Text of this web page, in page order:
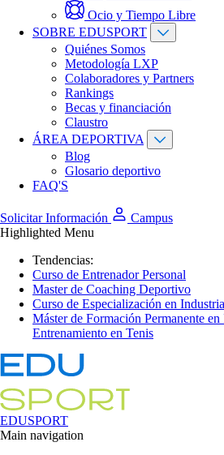
Ocio y Tiempo Libre
SOBRE EDUSPORT
Quiénes Somos
Metodología LXP
Colaboradores y Partners
Rankings
Becas y financiación
Claustro
ÁREA DEPORTIVA
Blog
Glosario deportivo
FAQ'S
Solicitar Información
Campus
Highlighted Menu
Tendencias:
Curso de Entrenador Personal
Master de Coaching Deportivo
Curso de Especialización en
Máster de Formación Permanente
Entrenamiento en Tenis
EDUSPORT
Main navigation